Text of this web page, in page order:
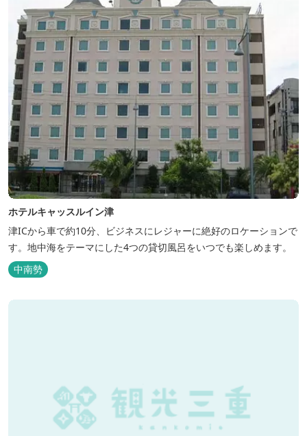
ホテルキャッスルイン津
津ICから車で約10分、ビジネスにレジャーに絶好のロケーションで
す。地中海をテーマにした4つの貸切風呂をいつでも楽しめます。
中南勢